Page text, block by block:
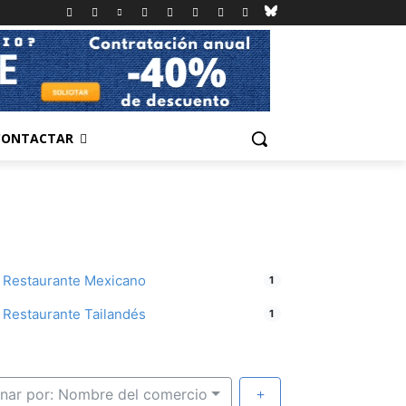
Restaurante Mexicano 1
Restaurante Tailandés 1
por: Nombre del comercio